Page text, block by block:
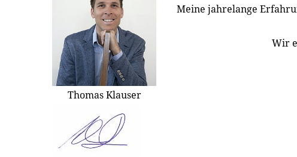
Thomas Klauser
Meine jahrelange
Wir